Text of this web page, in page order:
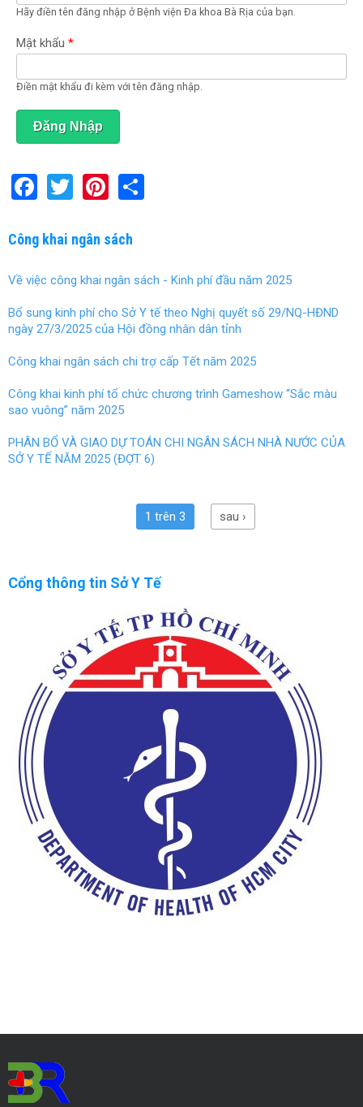
o
đ
n
)
Hãy điền tên đăng nhập ở Bệnh viện Đa khoa Bà Rịa của bạn.
Mật khẩu *
Điền mật khẩu đi kèm với tên đăng nhập.
F
ce
o
o
k
T
tt
Pi
er
t
Công khai ngân sách
Về việc công khai ngân sách - Kinh phí đầu năm 2025
Bổ sung kinh phí cho Sở Y tế theo Nghị quyết số 29/NQ-HĐND
ngày 27/3/2025 của Hội đồng nhân dân tỉnh
Công khai ngân sách chi trợ cấp Tết năm 2025
Công khai kinh phí tổ chức chương trình Gameshow “Sắc màu
sao vuông” năm 2025
PHÂN BỔ VÀ GIAO DỰ TOÁN CHI NGÂN SÁCH NHÀ NƯỚC CỦA
SỞ Y TẾ NĂM 2025 (ĐỢT 6)
1 trên 3 sau ›
Cổng thông tin Sở Y Tế